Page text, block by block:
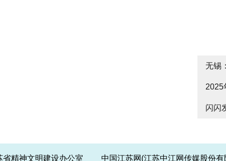
无锡
2025
皋启
闪闪
省精神文明建设办公室 中国江苏网(江苏中江网传媒股